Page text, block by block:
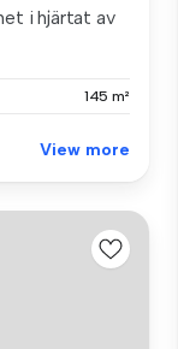
i hjärtat av
145 m²
View more